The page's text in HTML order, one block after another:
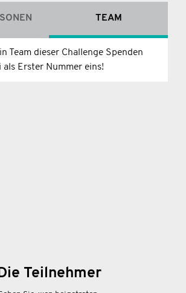
students! We want you
at your university, for the
TEAM
Team dieser Challenge Spenden
als Erster Nummer eins!
Teilnehmer